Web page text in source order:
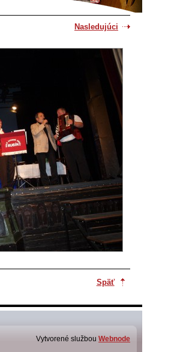
Nasledujúci
Späť
Vytvorené službou Webnode